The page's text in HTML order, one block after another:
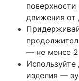
движения
— не менее
Используйте
изделия —